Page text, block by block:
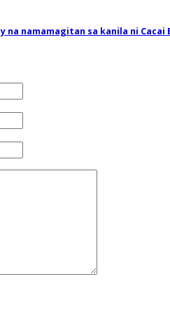
na namamagitan sa kanila ni Cacai